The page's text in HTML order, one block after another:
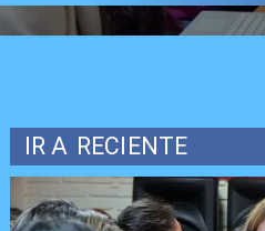
IR A RECIENTE